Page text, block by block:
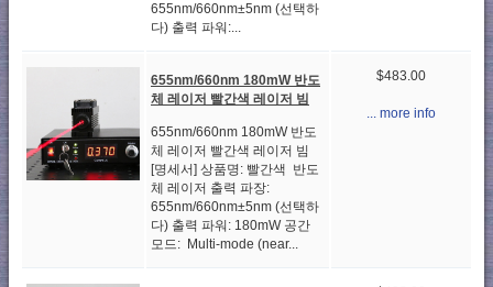
655nm/660nm±5nm (선택하
다) 출력 파워:...
655nm/660nm 180mW 반도
체 레이저 빨간색 레이저 빔
655nm/660nm 180mW 반도
체 레이저 빨간색 레이저 빔
[명세서] 상품명: 빨간색 반도
체 레이저 출력 파장:
655nm/660nm±5nm (선택하
다) 출력 파워: 180mW 공간
모드: Multi-mode (near...
$483.00
... more info